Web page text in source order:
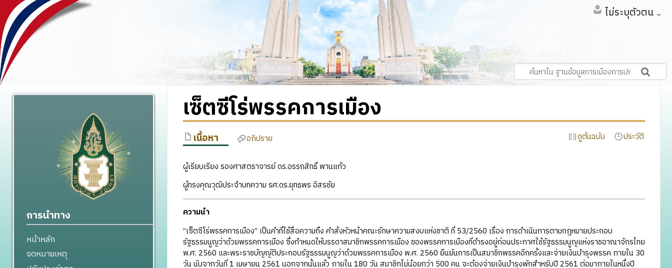
ไม่ระบุตัวตน
เซ็ตซีโร่พรรคการเมือง
เนื้อหา อภิปราย ดูต้นฉบับ ประวัติ
ผู้เรียบเรียง รองศาสตราจารย์ ดร.อรรถสิทธิ์ พานแก้ว
ผู้ทรงคุณวุฒิประจำบทความ รศ.ดร.ยุทธพร อิสรชัย
ความนำ
“เซ็ตซีโร่พรรคการเมือง” เป็นคำที่ใช้สื่อความถึง คำสั่งหัวหน้าคณะรักษาความสงบแห่งชาติ ที่ 53/2560 เรื่อง การดำเนินการตามกฎหมายประกอบ
รัฐธรรมนูญว่าด้วยพรรคการเมือง ซึ่งกำหนดให้บรรดาสมาชิกพรรคการเมือง ของพรรคการเมืองที่ดำรงอยู่ก่อนประกาศใช้รัฐธรรมนูญแห่งราชอาณาจักรไทย
พ.ศ. 2560 และพระราชบัญญัติประกอบรัฐธรรมนูญว่าด้วยพรรคการเมือง พ.ศ. 2560 ยืนยันการเป็นสมาชิกพรรคอีกครั้งและจ่ายเงินบำรุงพรรค ภายใน 30
วัน นับจากวันที่ 1 เมษายน 2561 นอกจากนั้นแล้ว ภายใน 180 วัน สมาชิกไม่น้อยกว่า 500 คน จะต้องจ่ายเงินบำรุงพักสำหรับปี 2561 ต่อมาภายในหนึ่งปี
การนำทาง
หน้าหลัก
จดหมายเหตุ